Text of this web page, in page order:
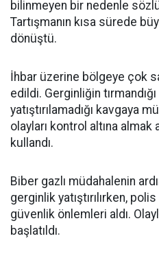
bilinmeyen bir nedenle
Tartışmanın kısa sürede
dönüştü.
İhbar üzerine bölgeye çok
edildi. Gerginliğin
yatıştırılamadığı kavgaya
olayları kontrol altına almak
kullandı.
Biber gazlı müdahalenin
gerginlik yatıştırılırken,
güvenlik önlemleri aldı.
başlatıldı.